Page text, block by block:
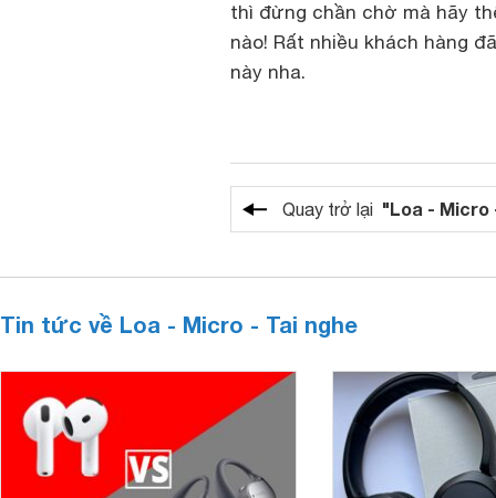
thì đừng chần chờ mà hãy
nào! Rất nhiều khách hàng
này nha.
Quay trở lại "Loa - Micro
Tin tức về Loa - Micro - Tai nghe